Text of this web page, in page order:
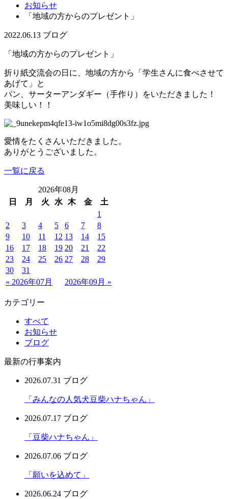
お知らせ
「地域の方からのプレゼント」
2022.06.13 ブログ
「地域の方からのプレゼント」
折り紙交流会の日に、地域の方から「学生さんに食べさせて
あげて」と
パン、サーターアンダギー（手作り）をいただきました！
美味しい！！
愛情をたくさんいただきました。
ありがとうございました。
一覧に戻る
2026年08月
日
月 火 水 木 金 土
« 2026年07月 2026年09月 »
1
2
3 4 5 6 7
8
9
10 11 12 13 14
15
16
17 18 19 20 21
22
23
24 25 26 27 28
29
30
31
カテゴリー
すべて
お知らせ
ブログ
最新の行事案内
2026.07.31 ブログ
「みんなの人気犬豆柴ハナちゃん」
2026.07.17 ブログ
「豆柴ハナちゃん」
2026.07.06 ブログ
「願いを込めて」
2026.06.24 ブログ